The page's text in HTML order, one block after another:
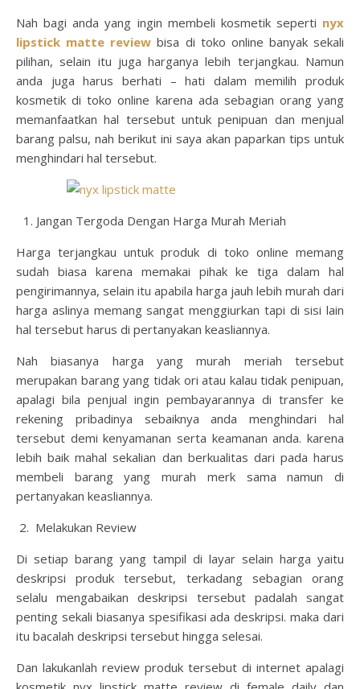
Nah bagi anda yang ingin membeli kosmetik seperti nyx
lipstick matte review bisa di toko online banyak sekali
pilihan, selain itu juga harganya lebih terjangkau. Namun
anda juga harus berhati – hati dalam memilih produk
kosmetik di toko online karena ada sebagian orang yang
memanfaatkan hal tersebut untuk penipuan dan menjual
barang palsu, nah berikut ini saya akan paparkan tips untuk
menghindari hal tersebut.
Jangan Tergoda Dengan Harga Murah Meriah
Harga terjangkau untuk produk di toko online memang
sudah biasa karena memakai pihak ke tiga dalam hal
pengirimannya, selain itu apabila harga jauh lebih murah dari
harga aslinya memang sangat menggiurkan tapi di sisi lain
hal tersebut harus di pertanyakan keasliannya.
Nah biasanya harga yang murah meriah tersebut
merupakan barang yang tidak ori atau kalau tidak penipuan,
apalagi bila penjual ingin pembayarannya di transfer ke
rekening pribadinya sebaiknya anda menghindari hal
tersebut demi kenyamanan serta keamanan anda. karena
lebih baik mahal sekalian dan berkualitas dari pada harus
membeli barang yang murah merk sama namun di
pertanyakan keasliannya.
2. Melakukan Review
Di setiap barang yang tampil di layar selain harga yaitu
deskripsi produk tersebut, terkadang sebagian orang
selalu mengabaikan deskripsi tersebut padalah sangat
penting sekali biasanya spesifikasi ada deskripsi. maka dari
itu bacalah deskripsi tersebut hingga selesai.
Dan lakukanlah review produk tersebut di internet apalagi